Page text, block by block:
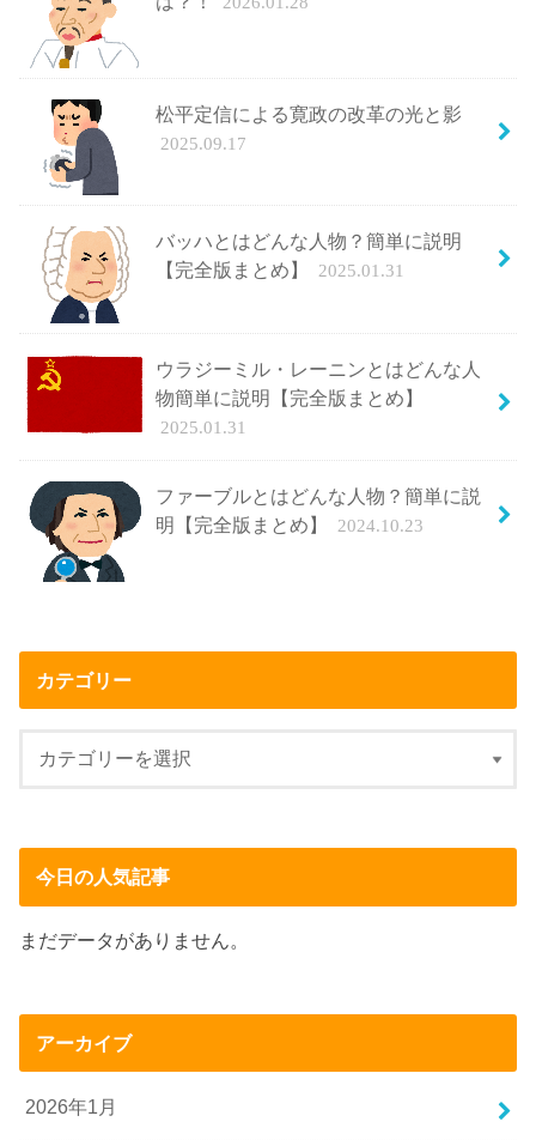
松平定信による寛政の改革の光と影
2025.09.17
バッハとはどんな人物？簡単に説明
【完全版まとめ】
2025.01.31
ウラジーミル・レーニンとはどんな人
物簡単に説明【完全版まとめ】
2025.01.31
ファーブルとはどんな人物？簡単に説
明【完全版まとめ】
2024.10.23
カテゴリー
今日の人気記事
まだデータがありません。
アーカイブ
2026年1月